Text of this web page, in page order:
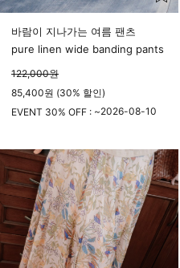
바람이 지나가는 여름 팬츠
pure linen wide banding pants
122,000원
85,400원 (30% 할인)
EVENT 30% OFF : ~2026-08-10